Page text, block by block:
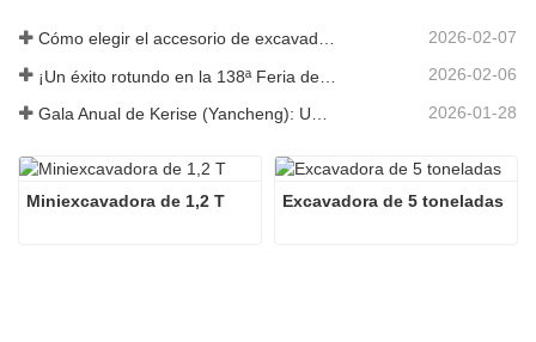
Cómo elegir el accesorio de excavadora adecuado para trabajos de excavación y nivelación 2026-02-07
2026-02-06
2026-01-28
Miniexcavadora de 1,2 T Excavadora de 5 toneladas